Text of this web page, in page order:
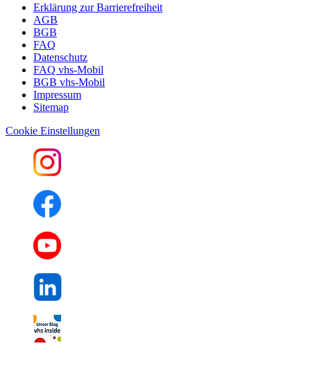
Erklärung zur Barrierefreiheit
AGB
BGB
FAQ
Datenschutz
FAQ vhs-Mobil
BGB vhs-Mobil
Impressum
Sitemap
Cookie Einstellungen